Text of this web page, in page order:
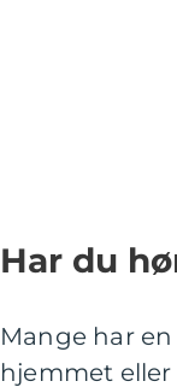
Har du
Mange har
hjemmet eller